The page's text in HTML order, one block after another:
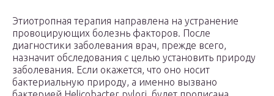
Этиотропная терапия направлена на устранение
провоцирующих болезнь факторов. После
диагностики заболевания врач, прежде всего,
назначит обследования с целью установить природу
заболевания. Если окажется, что оно носит
бактериальную природу, а именно вызвано